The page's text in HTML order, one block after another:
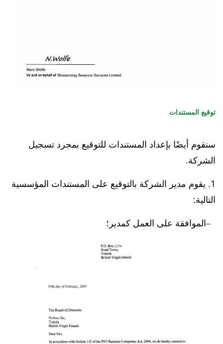
توقيع المستندات
سنقوم أيضًا بإعداد المستندات للتوقيع بمجرد تسجيل
الشركة.
يقوم مدير الشركة بالتوقيع على المستندات المؤسسية
التالية:
الموافقة على العمل كمدير؛